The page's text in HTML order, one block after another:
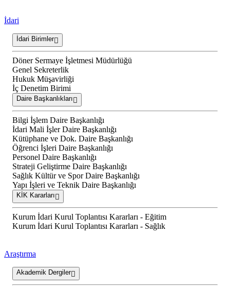
İdari
İdari Birimler
Döner Sermaye İşletmesi Müdürlüğü
Genel Sekreterlik
Hukuk Müşavirliği
İç Denetim Birimi
Daire Başkanlıkları
Bilgi İşlem Daire Başkanlığı
İdari Mali İşler Daire Başkanlığı
Kütüphane ve Dok. Daire Başkanlığı
Öğrenci İşleri Daire Başkanlığı
Personel Daire Başkanlığı
Strateji Geliştirme Daire Başkanlığı
Sağlık Kültür ve Spor Daire Başkanlığı
Yapı İşleri ve Teknik Daire Başkanlığı
KİK Kararları
Kurum İdari Kurul Toplantısı Kararları - Eğitim
Kurum İdari Kurul Toplantısı Kararları - Sağlık
Araştırma
Akademik Dergiler